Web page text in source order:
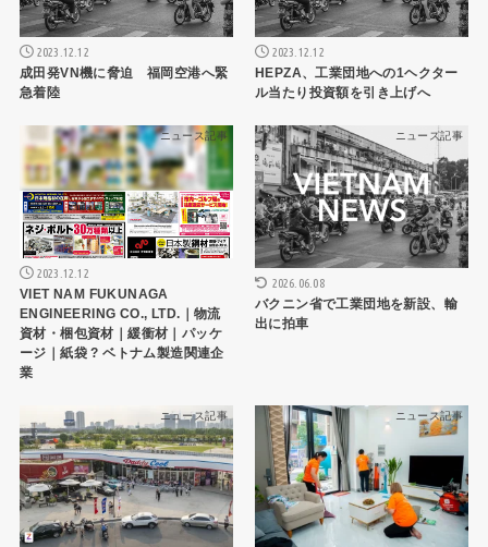
2023.12.12
成田発VN機に脅迫 福岡空港へ緊
急着陸
2023.12.12
HEPZA、工業団地への1ヘクター
ル当たり投資額を引き上げへ
ニュース記事
2023.12.12
VIET NAM FUKUNAGA
ENGINEERING CO., LTD.｜物流
資材・梱包資材｜緩衝材｜パッケ
ージ｜紙袋 ? ベトナム製造関連企
業
ニュース記事
2026.06.08
バクニン省で工業団地を新設、輸
出に拍車
ニュース記事 ニュース記事